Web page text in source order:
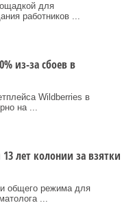
для
работников ...
из-за сбоев в
Wildberries в
на ...
лет колонии за взятки
общего режима для
...